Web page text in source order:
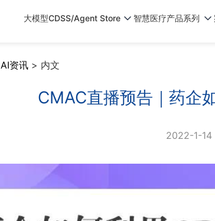
大模型CDSS/Agent Store 智慧医疗产品系列
AI资讯 > 内文
CMAC直播预告｜药企
2022-1-14